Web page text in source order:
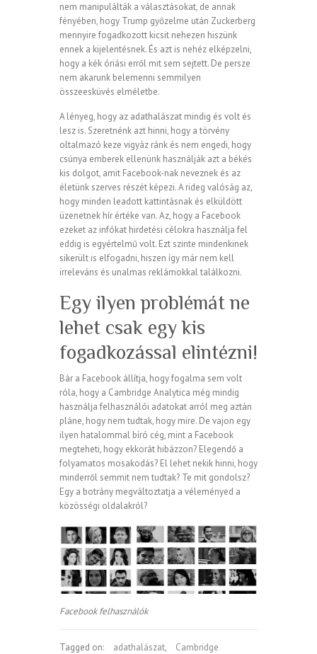
nem manipulálták a választásokat, de annak
fényében, hogy Trump győzelme után Zuckerberg
mennyire fogadkozott kicsit nehezen hiszünk
ennek a kijelentésnek. És azt is nehéz elképzelni,
hogy a kék óriási erről mit sem sejtett. De persze
nem akarunk belemenni semmilyen
összeesküvés elméletbe.
A lényeg, hogy az adathalászat mindig és volt és
lesz is. Szeretnénk azt hinni, hogy a törvény
oltalmazó keze vigyáz ránk és nem engedi, hogy
csúnya emberek ellenünk használják azt a békés
kis dolgot, amit Facebook-nak neveznek és az
életünk szerves részét képezi. A rideg valóság az,
hogy minden leadott kattintásnak és elküldött
üzenetnek hír értéke van. Az, hogy a Facebook
ezeket az infókat hirdetési célokra használja fel
eddig is egyértelmű volt. Ezt szinte mindenkinek
sikerült is elfogadni, hiszen így már nem kell
irreleváns és unalmas reklámokkal találkozni.
Egy ilyen problémát ne
lehet csak egy kis
fogadkozással elintézni!
Bár a Facebook állítja, hogy fogalma sem volt
róla, hogy a Cambridge Analytica még mindig
használja felhasználói adatokat arról meg aztán
pláne, hogy nem tudtak, hogy mire. De vajon egy
ilyen hatalommal bíró cég, mint a Facebook
megteheti, hogy ekkorát hibázzon? Elegendő a
folyamatos mosakodás? El lehet nekik hinni, hogy
minderről semmit nem tudtak? Te mit gondolsz?
Egy a botrány megváltoztatja a véleményed a
közösségi oldalakról?
Facebook felhasználók
Tagged on: adathalászat,
Cambridge